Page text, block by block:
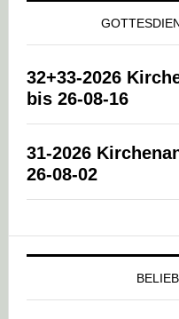
32+33-2026
bis 26-08-16
31-2026
26-08-02